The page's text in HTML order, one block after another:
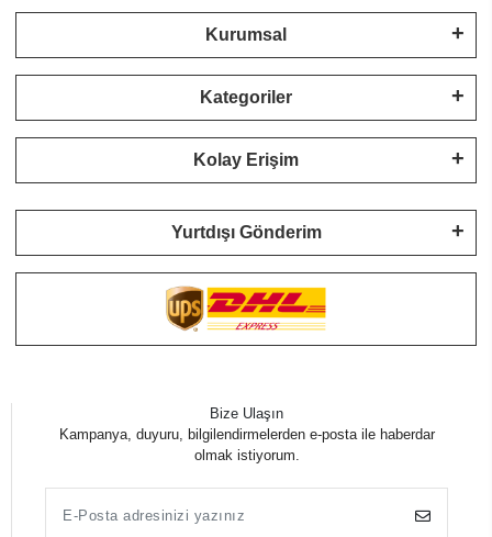
Kurumsal
Kategoriler
Kolay Erişim
Yurtdışı Gönderim
Bize Ulaşın
Kampanya, duyuru, bilgilendirmelerden e-posta ile haberdar
olmak istiyorum.